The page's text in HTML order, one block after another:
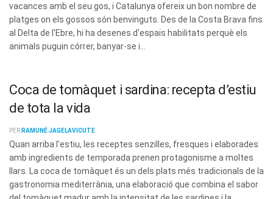
vacances amb el seu gos, i Catalunya ofereix un bon nombre de
platges on els gossos són benvinguts. Des de la Costa Brava fins
al Delta de l'Ebre, hi ha desenes d'espais habilitats perquè els
animals puguin córrer, banyar-se i...
Coca de tomàquet i sardina: recepta d’estiu
de tota la vida
PER RAMUNÉ JAGELAVICUTE
Quan arriba l'estiu, les receptes senzilles, fresques i elaborades
amb ingredients de temporada prenen protagonisme a moltes
llars. La coca de tomàquet és un dels plats més tradicionals de la
gastronomia mediterrània, una elaboració que combina el sabor